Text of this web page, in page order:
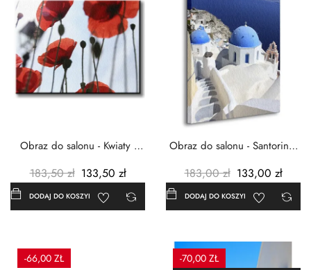
Obraz do salonu - Kwiaty -
183,50 zł 133,50 zł
DODAJ DO KOSZYKA
Obraz do salonu - Santorini -
183,00 zł 133,00 zł
DODAJ DO KOSZYKA
-66,00 ZŁ
-70,00 ZŁ